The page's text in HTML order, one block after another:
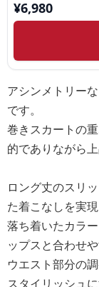
¥6,980
アシンメトリー
です。
巻きスカートの
的でありながら
ロング丈のスリ
た着こなしを実現
落ち着いたカラ
ップスと合わせ
ウエスト部分の
スタイリッシュに